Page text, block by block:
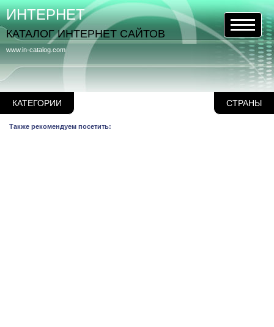
КАТЕГОРИИ СТРАНЫ
www.in-catalog.com
ИНТЕРНЕТ
КАТАЛОГ ИНТЕРНЕТ САЙТОВ
Также рекомендуем посетить: